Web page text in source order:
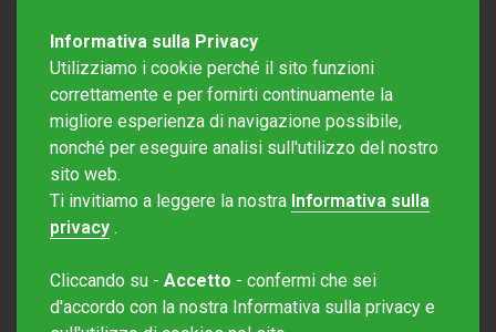
Editore Rotostampa SA
Sito creato daRedesign
Informativa sulla Privacy
Utilizziamo i cookie perché il sito funzioni
correttamente e per fornirti continuamente la
migliore esperienza di navigazione possibile,
nonché per eseguire analisi sull'utilizzo del nostro
sito web.
Ti invitiamo a leggere la nostra Informativa sulla
privacy .
Cliccando su - Accetto - confermi che sei
d'accordo con la nostra Informativa sulla privacy e